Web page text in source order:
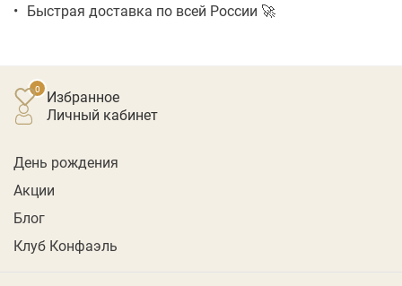
Быстрая доставка по всей России 🚀
Избранное
личный кабинет
День рождения
Акции
Блог
Клуб Конфаэль